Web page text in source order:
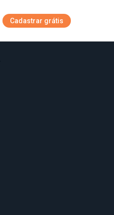
Cadastrar grátis